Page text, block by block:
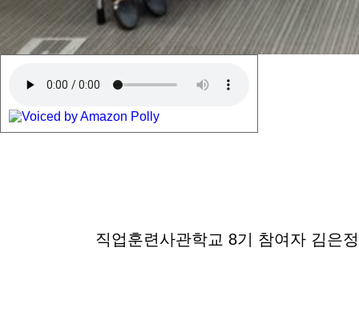
직업훈련사관학교 8기 참여자 김은정